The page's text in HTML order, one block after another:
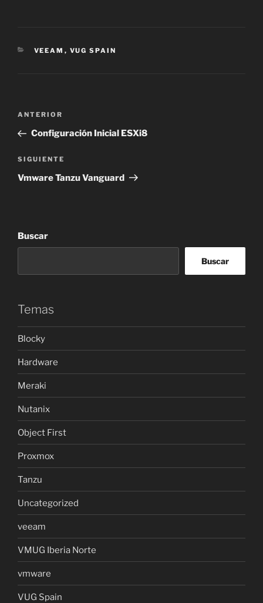
CATEGORÍAS
VEEAM , VUG SPAIN
Navegación
entradas
Entrada
anterior:
ANTERIOR
Configuración Inicial ESXi8
Siguiente
entrada
SIGUIENTE
Vmware Tanzu Vanguard
Buscar
Buscar
Temas
Blocky
Hardware
Meraki
Nutanix
Object First
Proxmox
Tanzu
Uncategorized
veeam
VMUG Iberia Norte
vmware
VUG Spain